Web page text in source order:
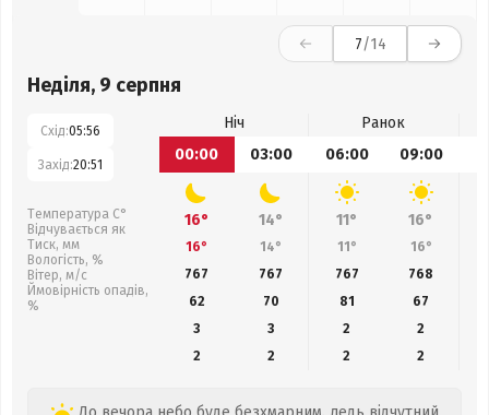
7/14
Неділя, 9 серпня
Схід:05:56
Захід:20:51
Температура С°
Відчувається як
Тиск, мм
Вологість, %
Вітер, м/с
Ймовірність опадів,
%
Ніч
Ранок
00:00
03:00 06:00 09:00
16° 14° 11° 16°
16° 14° 11° 16°
767
767 767 768
62
70 81 67
3
3 2
2
2
2 2 2